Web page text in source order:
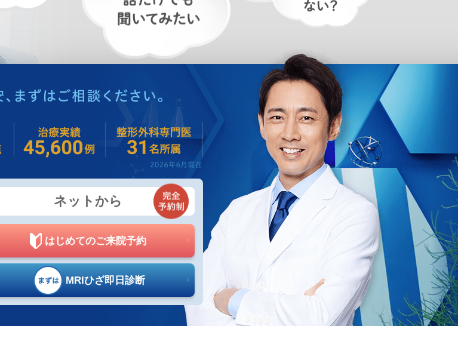
ネットから
はじめてのご来院予約
MRIひざ即日診断